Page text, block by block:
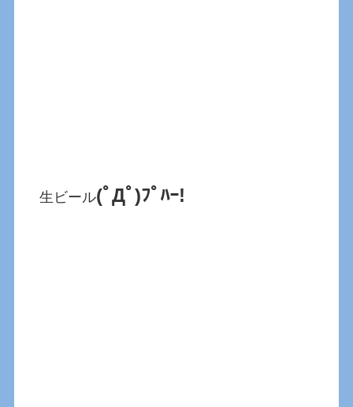
生ビール(ﾟДﾟ)ﾌﾟﾊｰ!